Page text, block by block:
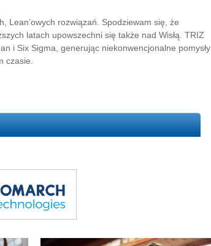
Lean’owych rozwiązań. Spodziewam się, że
latach upowszechni się także nad Wisłą. TRIZ
i Six Sigma, generując niekonwencjonalne pomysły
czasie.